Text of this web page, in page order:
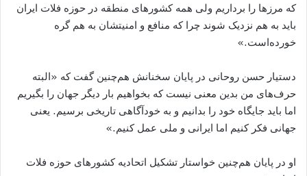
که مرزها را برداریم ولی همه کشورهای منطقه در حوزه فلات ایران
باید به هم نزدیک شوند چرا که منافع و امنیتشان به هم گره
خورده‌است.»
دستیار حسن روحانی در پایان سخنانش هم‌چنین گفت که «البته
حرف‌های من بدین معنی نیست که بخواهیم بار دیگر جهان را بگیریم
اما باید جایگاه خود را بدانیم و به خودآگاهی تاریخی برسیم. یعنی
جهانی فکر کنیم اما ایرانی و ملی عمل کنیم.»
او در پایان هم‌چنین خواستار تشکیل اتحادیه کشورهای حوزه فلات